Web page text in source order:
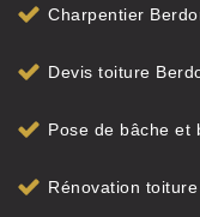
Charpentier
Devis toiture
Pose de bâche et
Rénovation